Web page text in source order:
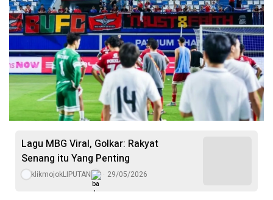
Lagu MBG Viral, Golkar: Rakyat
Senang itu Yang Penting
klikmojokLIPUTAN 29/05/2026